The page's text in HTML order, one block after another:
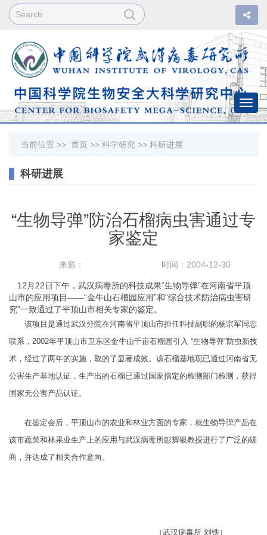
当前位置 >> 首页 >> 科学研究 >> 科研进展
科研进展
“生物导弹”防治石榴病虫害通过专
家鉴定
来源： 时间：2004-12-30
12月22日下午，武汉病毒所的科技成果“生物导弹”在河南省平顶
山市的应用项目——“金牛山石榴园应用”和“综合技术防治病虫害研
究”一致通过了平顶山市相关专家的鉴定。
该项目是通过武汉分院在河南省平顶山市担任科技副职的杨宗军同志
联系，2002年平顶山市卫东区金牛山千亩石榴园引入 “生物导弹”防虫新技
术，经过了两年的实施，取的了显著成效。该石榴基地现已通过河南省无
公害生产基地认证，生产出的石榴已通过国家指定的检测部门检测，获得
国家无公害产品认证。
在鉴定会后，平顶山市的农业和林业方面的专家，就生物导弹产品在
该市蔬菜和林果业生产上的应用与武汉病毒所彭辉银教授进行了广泛的磋
商，并达成了相关合作意向。
（武汉病毒所 刘铁）